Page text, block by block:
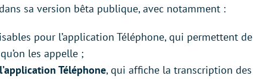
sa version bêta publique, avec notamment :
pour l’application Téléphone, qui permettent de
les appelle ;
Téléphone, qui affiche la transcription des